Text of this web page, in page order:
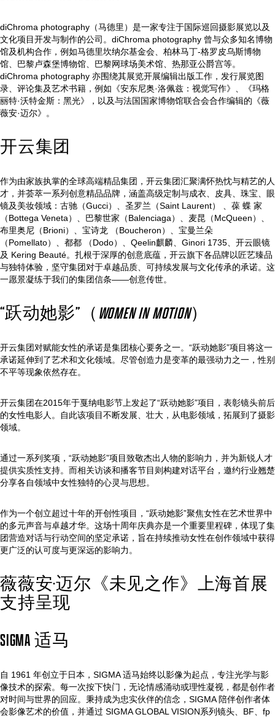
diChroma photography（马德里）是一家专注于国际巡回摄影展览以及
文化项目开发与制作的公司。diChroma photography 曾与众多知名博物
馆及机构合作，例如马德里坎纳尔基金会、柏林马丁-格罗皮乌斯博物
馆、巴黎卢森堡博物馆、巴黎网球场美术馆、热那亚公爵宫等。
diChroma photography 亦围绕其展览开展编辑出版工作，发行展览图
录、评论集及艺术书籍，例如《安东尼奥·洛佩兹：视觉写作》、《玛格
丽特·沃特金斯：黑光》，以及与法国国家博物馆联合会合作编辑的《薇
薇安·迈尔》。
开云集团
作为由家族执掌的全球高端精品集团，开云集团汇聚满怀热忱与精艺的人
才，并荟萃一系列创意精品品牌，涵盖高级定制与成衣、皮具、珠宝、眼
镜及美妆领域：古驰（Gucci）、圣罗兰（Saint Laurent） 、葆 蝶 家
（Bottega Veneta）、巴黎世家（Balenciaga）、麦昆（McQueen）、
布里奥尼（Brioni）、宝诗龙 （Boucheron）、宝曼兰朵
（Pomellato）、都都 （Dodo）、Qeelin麒麟、Ginori 1735、开云眼镜
及 Kering Beauté。扎根于深厚的创意底蕴，开云旗下各品牌以匠艺臻品
与独特体验，坚守集团对于卓越品质、可持续发展与文化传承的承诺。这
一愿景凝练于我们的集团信条——创意传世。
“跃动她影”（ WOMEN IN MOTION）
开云集团对赋能女性的承诺是集团核心要务之一。“跃动她影”项目将这一
承诺延伸到了艺术和文化领域。尽管创造力是变革的最强动力之一，性别
不平等现象依然存在。
开云集团在2015年于戛纳电影节上发起了“跃动她影”项目，表彰镜头前后
的女性电影人。自此该项目不断发展、壮大，从电影领域，拓展到了摄影
领域。
通过一系列奖项，“跃动她影”项目致敬杰出人物的影响力，并为新锐人才
提供实质性支持。而相关访谈和播客节目则构建对话平台，邀约行业翘楚
分享各自领域中女性独特的心灵与思想。
作为一个创立超过十年的开创性项目，“跃动她影”聚焦女性在艺术世界中
的多元声音与卓越才华。这场十周年庆典亦是一个重要里程碑，体现了集
团营造对话与行动空间的坚定承诺，旨在持续推动女性在创作领域中获得
更广泛的认可度与更深远的影响力。
薇薇安·迈尔《未见之作》上海首展
支持呈现
SIGMA 适马
自 1961 年创立于日本，SIGMA 适马始终以影像为起点，专注光学与影
像技术的探索。每一次按下快门，无论情感涌动或理性凝视，都是创作者
对时间与世界的回应。秉持成为忠实伙伴的信念，SIGMA 陪伴创作者体
会影像艺术的价值，并通过 SIGMA GLOBAL VISION系列镜头、BF、fp